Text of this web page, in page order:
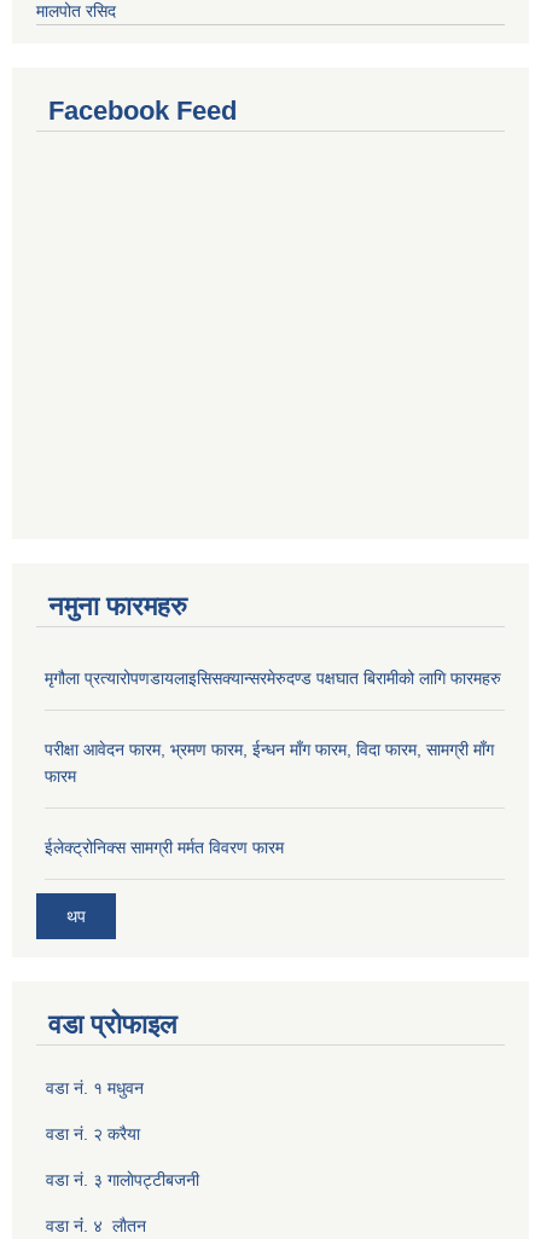
मालपोत रसिद
Facebook Feed
नमुना फारमहरु
मृगौला प्रत्यारोपणडायलाइसिसक्यान्सरमेरुदण्ड पक्षघात बिरामीको लागि फारमहरु
परीक्षा आवेदन फारम, भ्रमण फारम, ईन्धन माँग फारम, विदा फारम, सामग्री माँग
फारम
ईलेक्ट्रोनिक्स सामग्री मर्मत विवरण फारम
थप
वडा प्रोफाइल
वडा नं. १ मधुवन
वडा नं. २ करैया
वडा नं. ३ गालाेपट्टीबजनी
वडा नंं. ४ लाैतन